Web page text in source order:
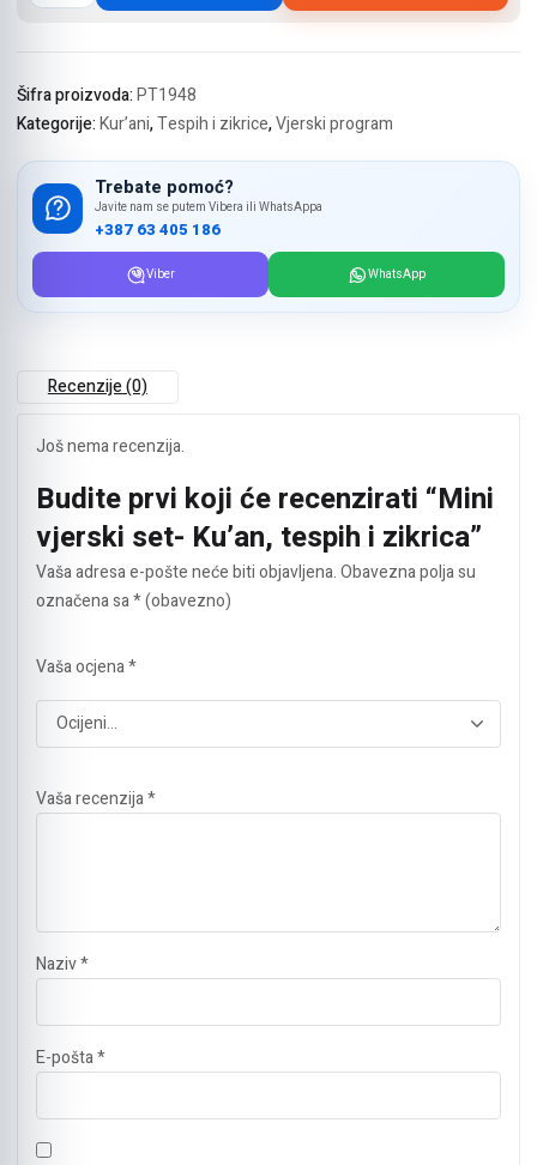
set-
i
zikrica
Šifra proizvoda:PT1948
Kategorije:Kur’ani,Tespih i zikrice,Vjerski program
Trebate pomoć?
Javite nam se putem Vibera ili WhatsAppa
+387 63 405 186
Viber WhatsApp
Recenzije (0)
Još nema recenzija.
Budite prvi koji će recenzirati “Mini
vjerski set- Ku’an, tespih i zikrica”
Vaša adresa e-pošte neće biti objavljena.Obavezna polja su
označena sa* (obavezno)
Vaša ocjena*
Vaša recenzija*
Naziv*
E-pošta*